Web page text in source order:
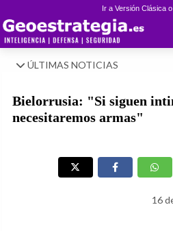
Ir a Versión Clásica
ÚLTIMAS NOTICIAS
Bielorrusia: "Si siguen
necesitaremos armas"
16